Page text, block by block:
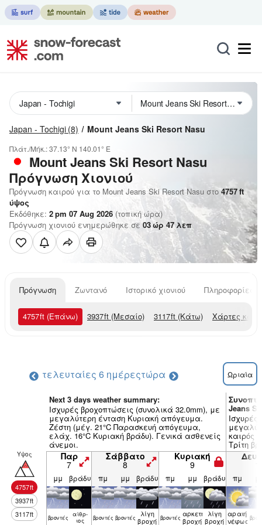
Japan - Tochigi (8) Mount Jeans Ski Resort Nasu
Πλάτ./Μήκ.:37.13° N 140.01° E
Mount Jeans Ski Resort Nasu
Πρόγνωση Χιονιού
Πρόγνωση καιρού για το Mount Jeans Ski Resort Nasu στο 4757ft
ύψος
Εκδόθηκε: 2 pm 07 Aug 2026 (τοπική ώρα)
Πρόγνωση χιονιού ενημερώθηκε σε03ώρ 47λεπ
Πρόγνωση Ζωντανό Ιστορικό χιονιού Πληροφορίες
4757ft (Επάνω) 3937ft (Μεσαίο) 3117ft (Κάτω) Χάρτες
τελευταίες 6 ημέρεςτώρα Ωριαία
Next 3 days weather summary:
Ισχυρές βροχοπτώσεις (συνολικά 32.0mm), με
μεγαλύτερη ένταση Κυριακή απόγευμα.
Ζέστη (μέγ. 21°C Παρασκευή απόγευμα,
ελάχ. 16°C Κυριακή βράδυ). Γενικά ασθενείς
άνεμοι.
Jeans
καιρός
Τρίτη
(θύελλα
από
Υψος
4757ft
3937ft
3117ft
Παρ
7
Σάββατο
8
Κυριακή
9
μμ βράδυ πμ μμ βράδυ πμ μμ βράδυ πμ
βρον­τές αίθρ­
ιος βρον­τές βρον­τές λίγη
βροχή βρον­τές αρκετή
βροχή
λίγη
βροχή
αραιή
νέφωση